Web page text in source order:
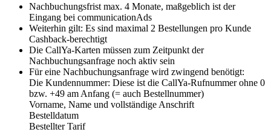
Nachbuchungsfrist max. 4 Monate, maßgeblich ist der
Eingang bei communicationAds
Weiterhin gilt: Es sind maximal 2 Bestellungen pro Kunde
Cashback-berechtigt
Die CallYa-Karten müssen zum Zeitpunkt der
Nachbuchungsanfrage noch aktiv sein
Für eine Nachbuchungsanfrage wird zwingend benötigt:
Die Kundennummer: Diese ist die CallYa-Rufnummer ohne 0
bzw. +49 am Anfang (= auch Bestellnummer)
Vorname, Name und vollständige Anschrift
Bestelldatum
Bestellter Tarif